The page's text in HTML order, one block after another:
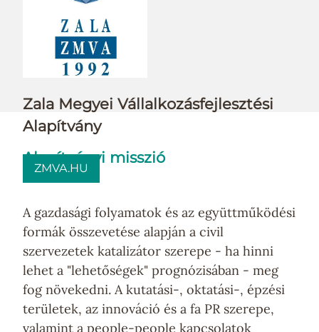
OEE.HU
Zala Megyei Vállalkozásfejlesztési
Alapítvány
ZMVA.HU
Alapítványi misszió
A gazdasági folyamatok és az együttműködési
formák összevetése alapján a civil
szervezetek katalizátor szerepe - ha hinni
lehet a "lehetőségek" prognózisában - meg
fog növekedni. A kutatási-, oktatási-, épzési
területek, az innováció és a fa PR szerepe,
valamint a people-people kapcsolatok